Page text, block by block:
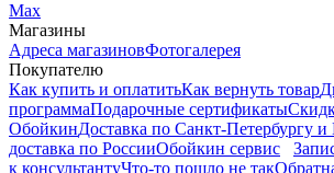
Max
Магазины
Адреса магазиновФотогалерея
Покупателю
Как купить и оплатитьКак вернуть товар
программаПодарочные сертификаты
ОбойкинДоставка по Санкт-Петербургу
доставка по РоссииОбойкин сервис
к консультантуЧто-то пошло не так